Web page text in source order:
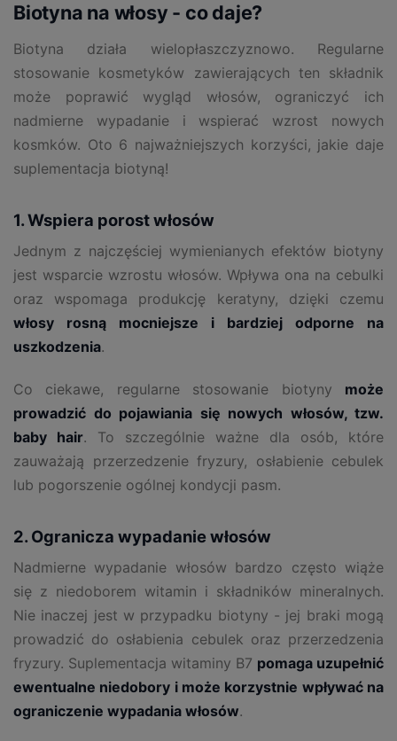
Biotyna na włosy - co daje?
Biotyna działa wielopłaszczyznowo. Regularne
stosowanie kosmetyków zawierających ten składnik
może poprawić wygląd włosów, ograniczyć ich
nadmierne wypadanie i wspierać wzrost nowych
kosmków. Oto 6 najważniejszych korzyści, jakie daje
suplementacja biotyną!
1. Wspiera porost włosów
Jednym z najczęściej wymienianych efektów biotyny
jest wsparcie wzrostu włosów. Wpływa ona na cebulki
oraz wspomaga produkcję keratyny, dzięki czemu
włosy rosną mocniejsze i bardziej odporne na
uszkodzenia.
Co ciekawe, regularne stosowanie biotyny może
prowadzić do pojawiania się nowych włosów, tzw.
baby hair. To szczególnie ważne dla osób, które
zauważają przerzedzenie fryzury, osłabienie cebulek
lub pogorszenie ogólnej kondycji pasm.
2. Ogranicza wypadanie włosów
Nadmierne wypadanie włosów bardzo często wiąże
się z niedoborem witamin i składników mineralnych.
Nie inaczej jest w przypadku biotyny - jej braki mogą
prowadzić do osłabienia cebulek oraz przerzedzenia
fryzury. Suplementacja witaminy B7 pomaga uzupełnić
ewentualne niedobory i może korzystnie wpływać na
ograniczenie wypadania włosów.